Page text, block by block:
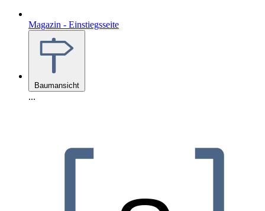
Magazin - Einstiegsseite
Baumansicht
...